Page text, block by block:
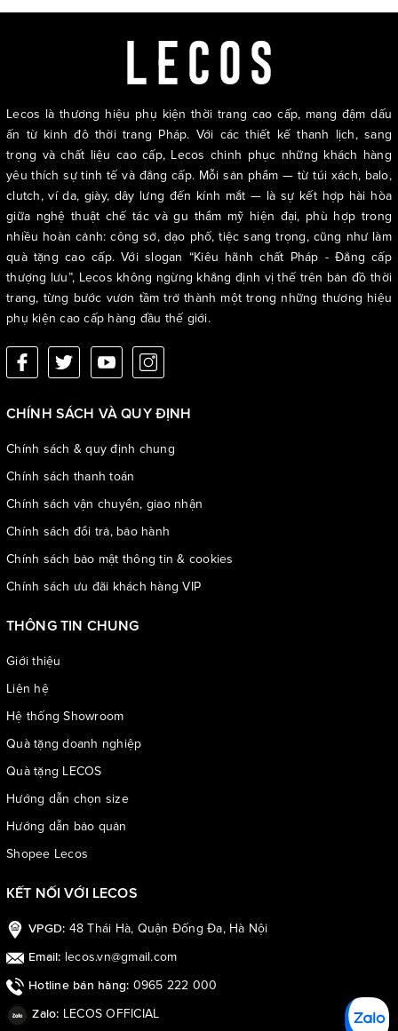
Lecos là thương hiệu phụ kiện thời trang cao cấp, mang đậm dấu
ấn từ kinh đô thời trang Pháp. Với các thiết kế thanh lịch, sang
trọng và chất liệu cao cấp, Lecos chinh phục những khách hàng
yêu thích sự tinh tế và đẳng cấp. Mỗi sản phẩm — từ túi xách, balo,
clutch, ví da, giày, dây lưng đến kính mắt — là sự kết hợp hài hòa
giữa nghệ thuật chế tác và gu thẩm mỹ hiện đại, phù hợp trong
nhiều hoàn cảnh: công sở, dạo phố, tiệc sang trọng, cũng như làm
quà tặng cao cấp. Với slogan “Kiêu hãnh chất Pháp - Đẳng cấp
thượng lưu”, Lecos không ngừng khẳng định vị thế trên bản đồ thời
trang, từng bước vươn tầm trở thành một trong những thương hiệu
phụ kiện cao cấp hàng đầu thế giới.
CHÍNH SÁCH VÀ QUY ĐỊNH
Chính sách & quy định chung
Chính sách thanh toán
Chính sách vận chuyển, giao nhận
Chính sách đổi trả, bảo hành
Chính sách bảo mật thông tin & cookies
Chính sách ưu đãi khách hàng VIP
THÔNG TIN CHUNG
Giới thiệu
Liên hệ
Hệ thống Showroom
Quà tặng doanh nghiệp
Quà tặng LECOS
Hướng dẫn chọn size
Hướng dẫn bảo quản
Shopee Lecos
KẾT NỐI VỚI LECOS
VPGD: 48 Thái Hà, Quận Đống Đa, Hà Nội
Email: lecos.vn@gmail.com
Hotline bán hàng: 0965 222 000
Zalo: LECOS OFFICIAL